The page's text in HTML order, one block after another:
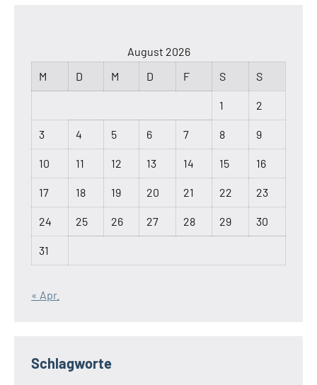
August 2026
M
D M D F S S
1 2
3 4 5 6 7 8 9
10 11 12 13 14 15 16
17 18 19 20 21 22 23
24 25 26 27 28 29 30
31
« Apr.
Schlagworte